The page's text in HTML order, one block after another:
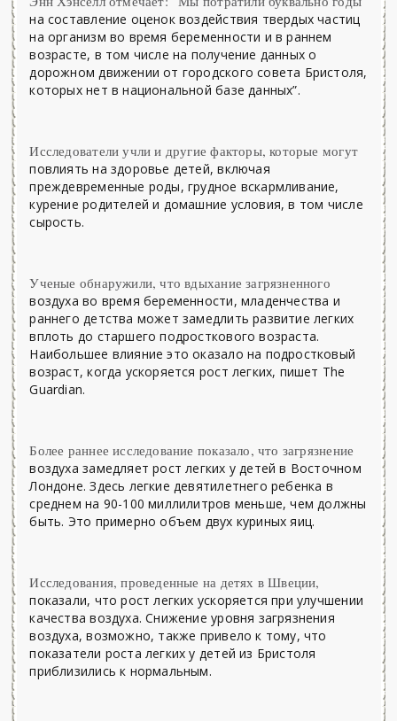
на составление оценок воздействия твердых частиц
на организм во время беременности и в раннем
возрасте, в том числе на получение данных о
дорожном движении от городского совета Бристоля,
которых нет в национальной базе данных”.
Исследователи учли и другие факторы, которые могут
повлиять на здоровье детей, включая
преждевременные роды, грудное вскармливание,
курение родителей и домашние условия, в том числе
сырость.
Ученые обнаружили, что вдыхание загрязненного
воздуха во время беременности, младенчества и
раннего детства может замедлить развитие легких
вплоть до старшего подросткового возраста.
Наибольшее влияние это оказало на подростковый
возраст, когда ускоряется рост легких, пишет The
Guardian.
Более раннее исследование показало, что загрязнение
воздуха замедляет рост легких у детей в Восточном
Лондоне. Здесь легкие девятилетнего ребенка в
среднем на 90-100 миллилитров меньше, чем должны
быть. Это примерно объем двух куриных яиц.
Исследования, проведенные на детях в Швеции,
показали, что рост легких ускоряется при улучшении
качества воздуха. Снижение уровня загрязнения
воздуха, возможно, также привело к тому, что
показатели роста легких у детей из Бристоля
приблизились к нормальным.